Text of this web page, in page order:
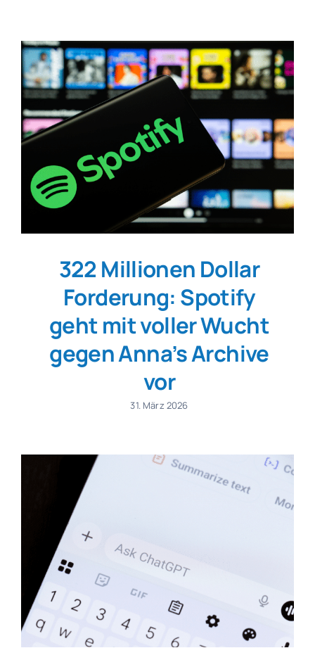
322 Millionen Dollar
Forderung: Spotify
geht mit voller Wucht
gegen Anna’s Archive
vor
31. März 2026